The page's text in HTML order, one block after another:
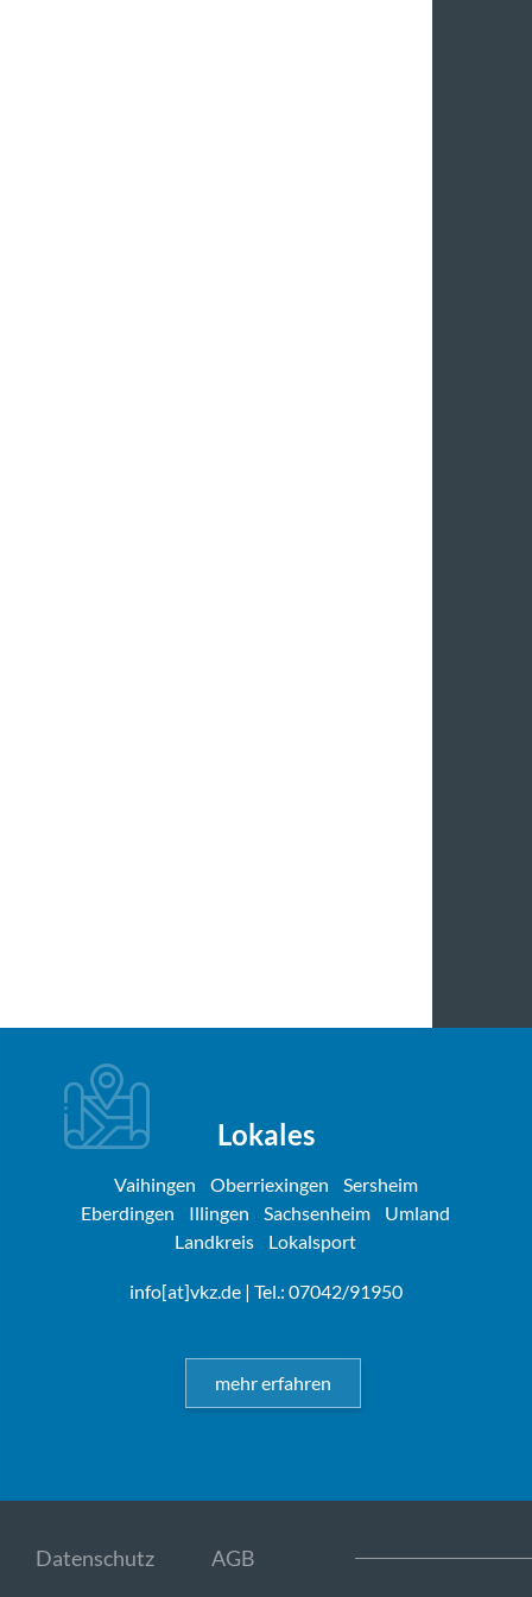
Lokales
Vaihingen Oberriexingen
Sersheim
Eberdingen
Illingen Sachsenheim
Umland
Landkreis
Lokalsport
info[at]vkz.de| Tel.: 07042/91950
mehr erfahren
Datenschutz AGB